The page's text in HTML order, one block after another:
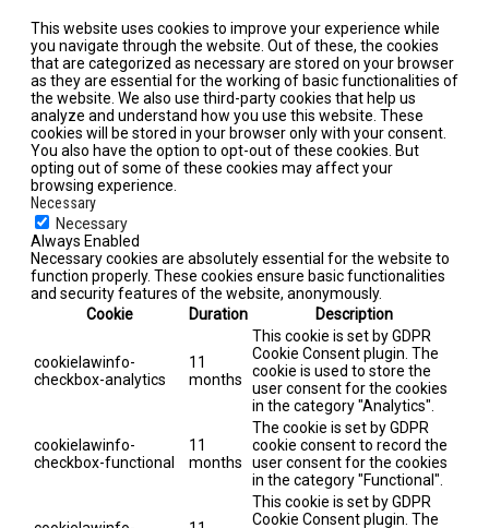
This website uses cookies to improve your experience while
you navigate through the website. Out of these, the cookies
that are categorized as necessary are stored on your browser
as they are essential for the working of basic functionalities of
the website. We also use third-party cookies that help us
analyze and understand how you use this website. These
cookies will be stored in your browser only with your consent.
You also have the option to opt-out of these cookies. But
opting out of some of these cookies may affect your
browsing experience.
Necessary
Necessary
Always Enabled
Necessary cookies are absolutely essential for the website to
function properly. These cookies ensure basic functionalities
and security features of the website, anonymously.
Cookie
Duration Description
cookielawinfo-
checkbox-analytics
11
months
This cookie is set by GDPR
Cookie Consent plugin. The
cookie is used to store the
user consent for the cookies
in the category "Analytics".
cookielawinfo-
checkbox-functional
11
months
The cookie is set by GDPR
cookie consent to record the
user consent for the cookies
in the category "Functional".
This cookie is set by GDPR
Cookie Consent plugin. The